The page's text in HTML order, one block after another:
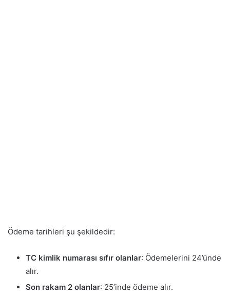
Ödeme tarihleri şu şekildedir:
TC kimlik numarası sıfır olanlar: Ödemelerini 24’ünde
alır.
Son rakam 2 olanlar: 25’inde ödeme alır.